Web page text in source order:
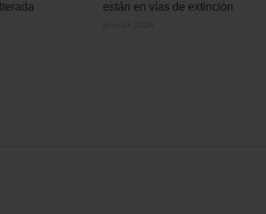
están en vías de extinción